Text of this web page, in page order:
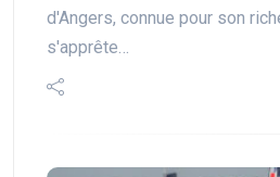
d'Angers, connue pour son
s'apprête…